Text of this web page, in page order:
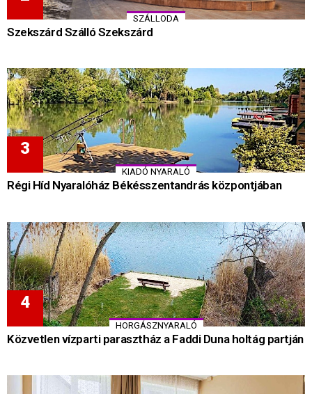
SZÁLLODA
Szekszárd Szálló Szekszárd
KIADÓ NYARALÓ
Régi Híd Nyaralóház Békésszentandrás központjában
HORGÁSZNYARALÓ
Közvetlen vízparti parasztház a Faddi Duna holtág partján